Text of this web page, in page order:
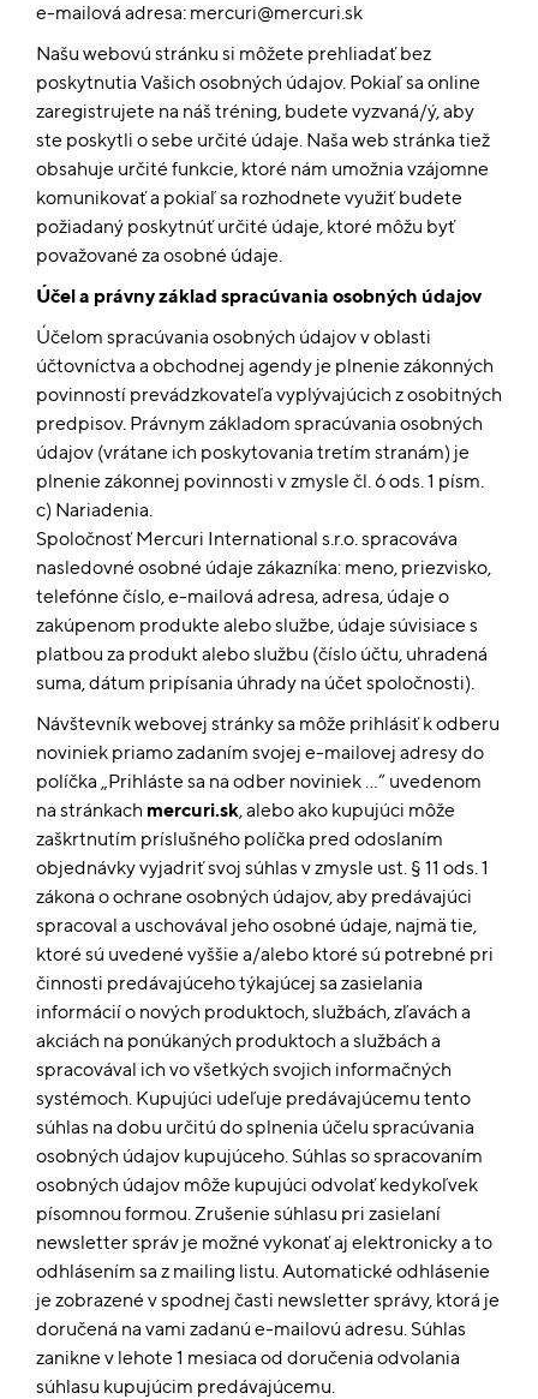
e-mailová adresa: mercuri@mercuri.sk
Našu webovú stránku si môžete prehliadať bez
poskytnutia Vašich osobných údajov. Pokiaľ sa online
zaregistrujete na náš tréning, budete vyzvaná/ý, aby
ste poskytli o sebe určité údaje. Naša web stránka tiež
obsahuje určité funkcie, ktoré nám umožnia vzájomne
komunikovať a pokiaľ sa rozhodnete využiť budete
požiadaný poskytnúť určité údaje, ktoré môžu byť
považované za osobné údaje.
Účel a právny základ spracúvania osobných údajov
Účelom spracúvania osobných údajov v oblasti
účtovníctva a obchodnej agendy je plnenie zákonných
povinností prevádzkovateľa vyplývajúcich z osobitných
predpisov. Právnym základom spracúvania osobných
údajov (vrátane ich poskytovania tretím stranám) je
plnenie zákonnej povinnosti v zmysle čl. 6 ods. 1 písm.
c) Nariadenia.
Spoločnosť Mercuri International s.r.o. spracováva
nasledovné osobné údaje zákazníka: meno, priezvisko,
telefónne číslo, e-mailová adresa, adresa, údaje o
zakúpenom produkte alebo službe, údaje súvisiace s
platbou za produkt alebo službu (číslo účtu, uhradená
suma, dátum pripísania úhrady na účet spoločnosti).
Návštevník webovej stránky sa môže prihlásiť k odberu
noviniek priamo zadaním svojej e-mailovej adresy do
políčka „Prihláste sa na odber noviniek …“ uvedenom
na stránkach mercuri.sk, alebo ako kupujúci môže
zaškrtnutím príslušného políčka pred odoslaním
objednávky vyjadriť svoj súhlas v zmysle ust. § 11 ods. 1
zákona o ochrane osobných údajov, aby predávajúci
spracoval a uschovával jeho osobné údaje, najmä tie,
ktoré sú uvedené vyššie a/alebo ktoré sú potrebné pri
činnosti predávajúceho týkajúcej sa zasielania
informácií o nových produktoch, službách, zľavách a
akciách na ponúkaných produktoch a službách a
spracovával ich vo všetkých svojich informačných
systémoch. Kupujúci udeľuje predávajúcemu tento
súhlas na dobu určitú do splnenia účelu spracúvania
osobných údajov kupujúceho. Súhlas so spracovaním
osobných údajov môže kupujúci odvolať kedykoľvek
písomnou formou. Zrušenie súhlasu pri zasielaní
newsletter správ je možné vykonať aj elektronicky a to
odhlásením sa z mailing listu. Automatické odhlásenie
je zobrazené v spodnej časti newsletter správy, ktorá je
doručená na vami zadanú e-mailovú adresu. Súhlas
zanikne v lehote 1 mesiaca od doručenia odvolania
súhlasu kupujúcim predávajúcemu.